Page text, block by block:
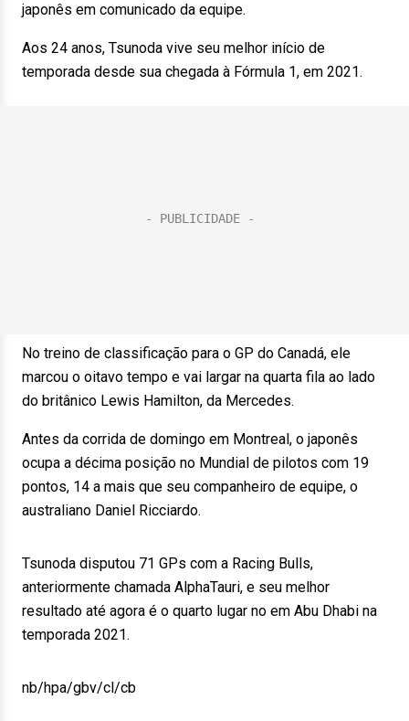
japonês em comunicado da equipe.
Aos 24 anos, Tsunoda vive seu melhor início de
temporada desde sua chegada à Fórmula 1, em 2021.
No treino de classificação para o GP do Canadá, ele
marcou o oitavo tempo e vai largar na quarta fila ao lado
do britânico Lewis Hamilton, da Mercedes.
Antes da corrida de domingo em Montreal, o japonês
ocupa a décima posição no Mundial de pilotos com 19
pontos, 14 a mais que seu companheiro de equipe, o
australiano Daniel Ricciardo.
Tsunoda disputou 71 GPs com a Racing Bulls,
anteriormente chamada AlphaTauri, e seu melhor
resultado até agora é o quarto lugar no em Abu Dhabi na
temporada 2021.
nb/hpa/gbv/cl/cb